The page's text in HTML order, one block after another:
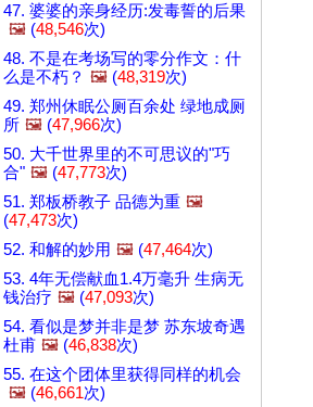
47. 婆婆的亲身经历:发毒誓的后果
🖼️ (48,546次)
48. 不是在考场写的零分作文：什
么是不朽？ 🖼️ (48,319次)
49. 郑州休眠公厕百余处 绿地成厕
所 🖼️ (47,966次)
50. 大千世界里的不可思议的"巧
合" 🖼️ (47,773次)
51. 郑板桥教子 品德为重 🖼️
(47,473次)
52. 和解的妙用 🖼️ (47,464次)
53. 4年无偿献血1.4万毫升 生病无
钱治疗 🖼️ (47,093次)
54. 看似是梦并非是梦 苏东坡奇遇
杜甫 🖼️ (46,838次)
55. 在这个团体里获得同样的机会
🖼️ (46,661次)